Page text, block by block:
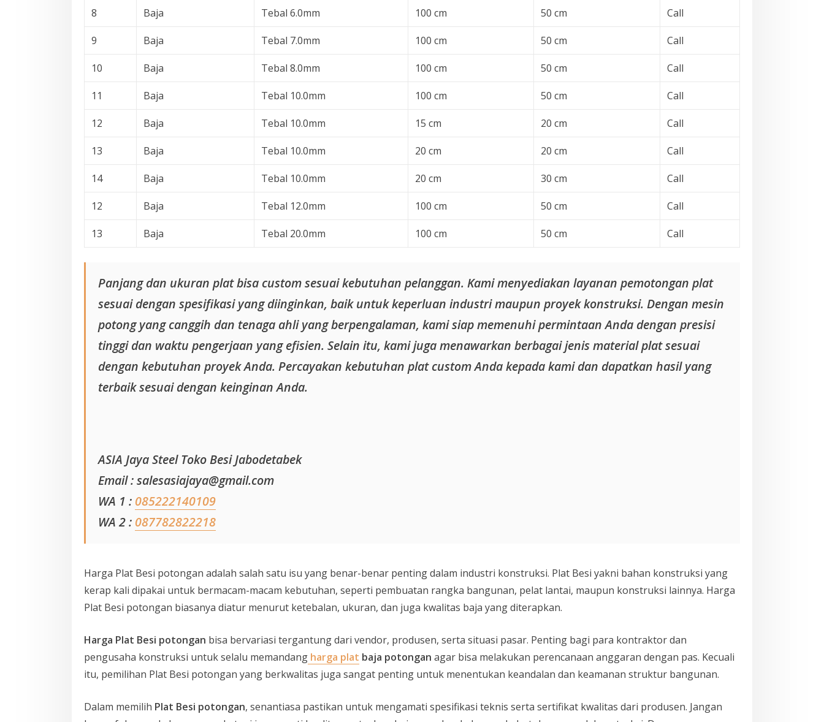
8 Baja Tebal 6.0mm 100 cm 50 cm Call
9 Baja Tebal 7.0mm 100 cm 50 cm Call
10 Baja Tebal 8.0mm 100 cm 50 cm Call
11 Baja Tebal 10.0mm 100 cm 50 cm Call
12 Baja Tebal 10.0mm 15 cm 20 cm Call
13 Baja Tebal 10.0mm 20 cm 20 cm Call
14 Baja Tebal 10.0mm 20 cm 30 cm Call
12 Baja Tebal 12.0mm 100 cm 50 cm Call
13 Baja Tebal 20.0mm 100 cm 50 cm Call
Panjang dan ukuran plat bisa custom sesuai kebutuhan pelanggan. Kami menyediakan layanan pemotongan plat
sesuai dengan spesifikasi yang diinginkan, baik untuk keperluan industri maupun proyek konstruksi. Dengan mesin
potong yang canggih dan tenaga ahli yang berpengalaman, kami siap memenuhi permintaan Anda dengan presisi
tinggi dan waktu pengerjaan yang efisien. Selain itu, kami juga menawarkan berbagai jenis material plat sesuai
dengan kebutuhan proyek Anda. Percayakan kebutuhan plat custom Anda kepada kami dan dapatkan hasil yang
terbaik sesuai dengan keinginan Anda.
ASIA Jaya Steel Toko Besi Jabodetabek
Email : salesasiajaya@gmail.com
WA 1 : 085222140109
WA 2 : 087782822218
Harga Plat Besi potongan adalah salah satu isu yang benar-benar penting dalam industri konstruksi. Plat Besi yakni bahan konstruksi yang
kerap kali dipakai untuk bermacam-macam kebutuhan, seperti pembuatan rangka bangunan, pelat lantai, maupun konstruksi lainnya. Harga
Plat Besi potongan biasanya diatur menurut ketebalan, ukuran, dan juga kwalitas baja yang diterapkan.
Harga Plat Besi potongan bisa bervariasi tergantung dari vendor, produsen, serta situasi pasar. Penting bagi para kontraktor dan
pengusaha konstruksi untuk selalu memandang harga plat baja potongan agar bisa melakukan perencanaan anggaran dengan pas. Kecuali
itu, pemilihan Plat Besi potongan yang berkwalitas juga sangat penting untuk menentukan keandalan dan keamanan struktur bangunan.
Dalam memilih Plat Besi potongan, senantiasa pastikan untuk mengamati spesifikasi teknis serta sertifikat kwalitas dari produsen. Jangan